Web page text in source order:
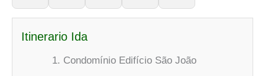
Itinerario Ida
Condomínio Edifício São João